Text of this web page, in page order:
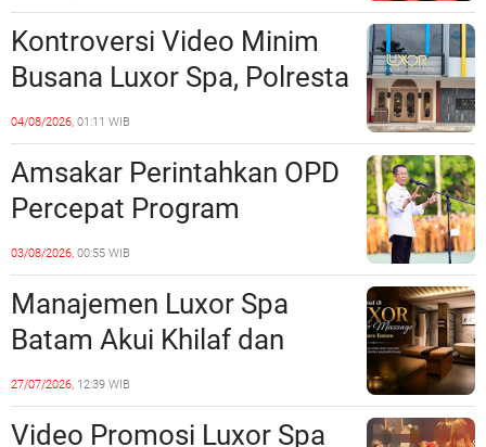
Sinergi dengan Pemko
Batam
Kontroversi Video Minim
Busana Luxor Spa, Polresta
Barelang Usut Tuntas
Unsur Pelanggaran Hukum
04/08/2026, 01:11 WIB
Amsakar Perintahkan OPD
Percepat Program
Prioritas, Targetkan
Realisasi Pembangunan
Lampaui 50 Persen
03/08/2026, 00:55 WIB
Manajemen Luxor Spa
Batam Akui Khilaf dan
Minta Maaf, Konten
Langsung Di-Takedown
27/07/2026, 12:39 WIB
Video Promosi Luxor Spa